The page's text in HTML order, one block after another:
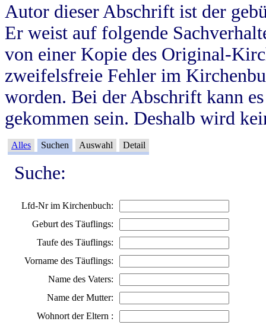
Autor dieser Abschrift ist der
Er weist auf folgende
von einer Kopie des Original-
zweifelsfreie Fehler im
worden. Bei der Abschrift kann
gekommen sein. Deshalb wird
Alles Suchen Auswahl Detail
Suche:
Lfd-Nr im Kirchenbuch:
Geburt des Täuflings:
Taufe des Täuflings:
Vorname des Täuflings:
Name des Vaters:
Name der Mutter:
Wohnort der Eltern :